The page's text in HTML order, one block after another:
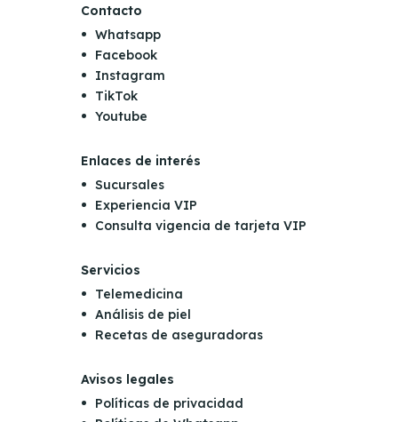
Contacto
Whatsapp
Facebook
Instagram
TikTok
Youtube
Enlaces de interés
Sucursales
Experiencia VIP
Consulta vigencia de tarjeta VIP
Servicios
Telemedicina
Análisis de piel
Recetas de aseguradoras
Avisos legales
Políticas de privacidad